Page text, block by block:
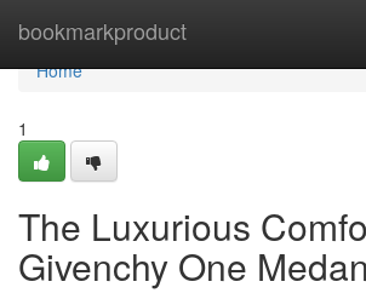
bookmarkproduct
Home
Home
1
The Luxurious
Givenchy One Medan